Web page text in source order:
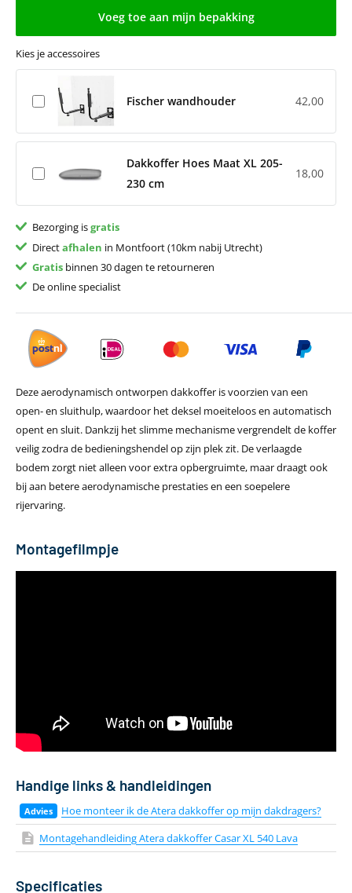
Voeg toe aan mijn bepakking
Kies je accessoires
Fischer wandhouder 42,00
Dakkoffer Hoes Maat XL 205-
230 cm
18,00
Bezorging isgratis
Directafhalen in Montfoort (10km nabij Utrecht)
Gratisbinnen 30 dagen te retourneren
De online specialist
Deze aerodynamisch ontworpen dakkoffer is voorzien van een
open- en sluithulp, waardoor het deksel moeiteloos en automatisch
opent en sluit. Dankzij het slimme mechanisme vergrendelt de koffer
veilig zodra de bedieningshendel op zijn plek zit. De verlaagde
bodem zorgt niet alleen voor extra opbergruimte, maar draagt ook
bij aan betere aerodynamische prestaties en een soepelere
rijervaring.
Montagefilmpje
Handige links & handleidingen
Hoe monteer ik de Atera dakkoffer op mijn dakdragers?
Montagehandleiding Atera dakkoffer Casar XL 540 Lava
Specificaties